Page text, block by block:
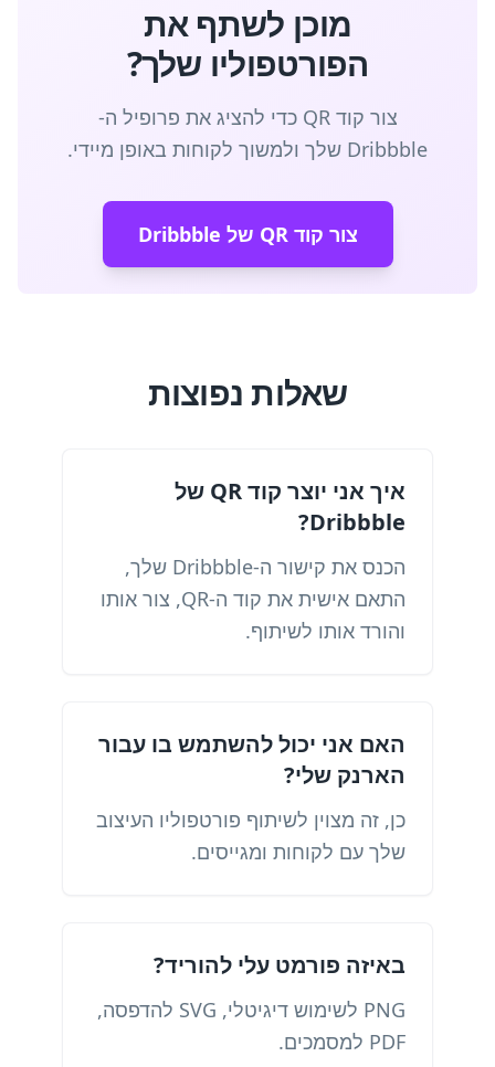
מוכן לשתף את
הפורטפוליו שלך?
צור קוד QR כדי להציג את פרופיל ה-
Dribbble שלך ולמשוך לקוחות באופן מיידי.
צור קוד QR של Dribbble
שאלות נפוצות
איך אני יוצר קוד QR של
Dribbble?
הכנס את קישור ה-Dribbble שלך,
התאם אישית את קוד ה-QR, צור אותו
והורד אותו לשיתוף.
האם אני יכול להשתמש בו עבור
הארנק שלי?
כן, זה מצוין לשיתוף פורטפוליו העיצוב
שלך עם לקוחות ומגייסים.
באיזה פורמט עלי להוריד?
PNG לשימוש דיגיטלי, SVG להדפסה,
PDF למסמכים.